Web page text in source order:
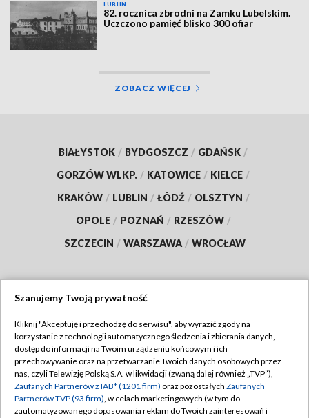
LUBLIN
82. rocznica zbrodni na Zamku Lubelskim.
Uczczono pamięć blisko 300 ofiar
ZOBACZ WIĘCEJ
BIAŁYSTOK / BYDGOSZCZ / GDAŃSK /
GORZÓW WLKP. / KATOWICE / KIELCE /
KRAKÓW / LUBLIN / ŁÓDŹ / OLSZTYN /
OPOLE / POZNAŃ / RZESZÓW /
SZCZECIN / WARSZAWA / WROCŁAW
TVP
Abonament TVP
Emisja w TVP
Centrum informacji TVP
Regulamin TVP
Polityka prywatności
Moje zgody
Szanujemy Twoją prywatność
Kliknij "Akceptuję i przechodzę do serwisu", aby wyrazić zgody na
korzystanie z technologii automatycznego śledzenia i zbierania danych,
dostęp do informacji na Twoim urządzeniu końcowym i ich
przechowywanie oraz na przetwarzanie Twoich danych osobowych przez
nas, czyli Telewizję Polską S.A. w likwidacji (zwaną dalej również „TVP”),
Zaufanych Partnerów z IAB* (1201 firm) oraz pozostałych Zaufanych
Partnerów TVP (93 firm), w celach marketingowych (w tym do
zautomatyzowanego dopasowania reklam do Twoich zainteresowań i